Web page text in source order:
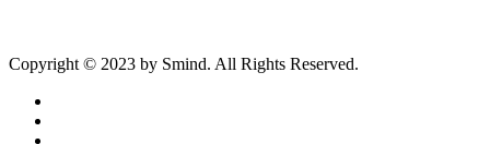
Copyright © 2023 by Smind. All Rights Reserved.